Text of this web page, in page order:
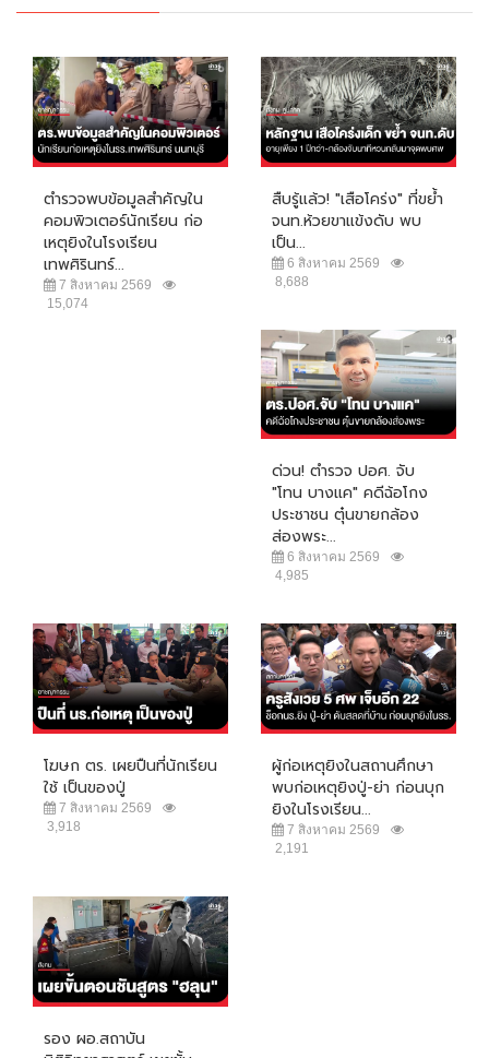
ตำรวจพบข้อมูลสำคัญใน
คอมพิวเตอร์นักเรียน ก่อ
เหตุยิงในโรงเรียน
เทพศิรินทร์...
7 สิงหาคม 2569
15,074
สืบรู้แล้ว! "เสือโคร่ง" ที่ขย้ำ
จนท.ห้วยขาแข้งดับ พบ
เป็น...
6 สิงหาคม 2569
8,688
ด่วน! ตำรวจ ปอศ. จับ
"โทน บางแค" คดีฉ้อโกง
ประชาชน ตุ๋นขายกล้อง
ส่องพระ...
6 สิงหาคม 2569
4,985
โฆษก ตร. เผยปืนที่นักเรียน
ใช้ เป็นของปู่
7 สิงหาคม 2569
3,918
ผู้ก่อเหตุยิงในสถานศึกษา
พบก่อเหตุยิงปู่-ย่า ก่อนบุก
ยิงในโรงเรียน...
7 สิงหาคม 2569
2,191
รอง ผอ.สถาบัน